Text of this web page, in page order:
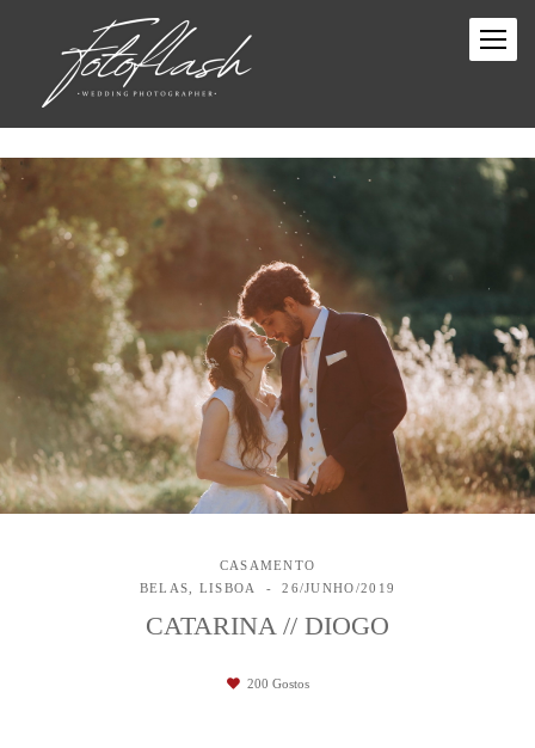
CASAMENTO
BELAS, LISBOA
26/JUNHO/2019
CATARINA // DIOGO
200 Gostos